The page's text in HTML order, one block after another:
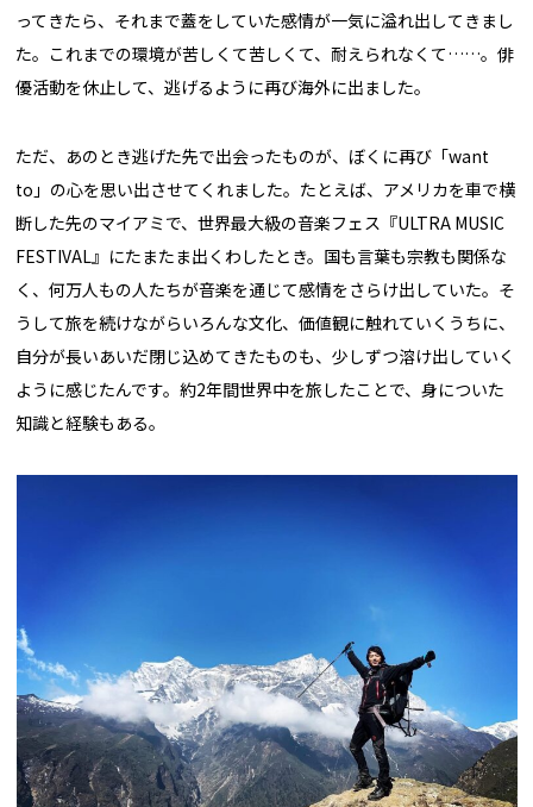
ってきたら、それまで蓋をしていた感情が一気に溢れ出してきまし
た。これまでの環境が苦しくて苦しくて、耐えられなくて……。俳
優活動を休止して、逃げるように再び海外に出ました。
ただ、あのとき逃げた先で出会ったものが、ぼくに再び「want
to」の心を思い出させてくれました。たとえば、アメリカを車で横
断した先のマイアミで、世界最大級の音楽フェス『ULTRA MUSIC
FESTIVAL』にたまたま出くわしたとき。国も言葉も宗教も関係な
く、何万人もの人たちが音楽を通じて感情をさらけ出していた。そ
うして旅を続けながらいろんな文化、価値観に触れていくうちに、
自分が長いあいだ閉じ込めてきたものも、少しずつ溶け出していく
ように感じたんです。約2年間世界中を旅したことで、身についた
知識と経験もある。